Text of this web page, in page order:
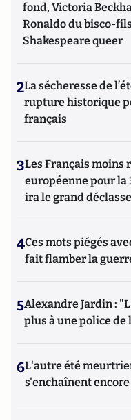
fond, Victoria
Ronaldo du bisco-
Shakespeare queer
2La sécheresse de
rupture historique
français
3Les Français moins
européenne pour la
ira le grand
4Ces mots piégés
fait flamber la
5Alexandre Jardin :
plus à une police de
6L'autre été
s'enchaînent